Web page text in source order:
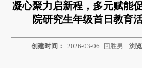
凝心聚力启新程，多元赋
院研究生年级首日教育
创建时间： 2026-03-06 回胜男 浏